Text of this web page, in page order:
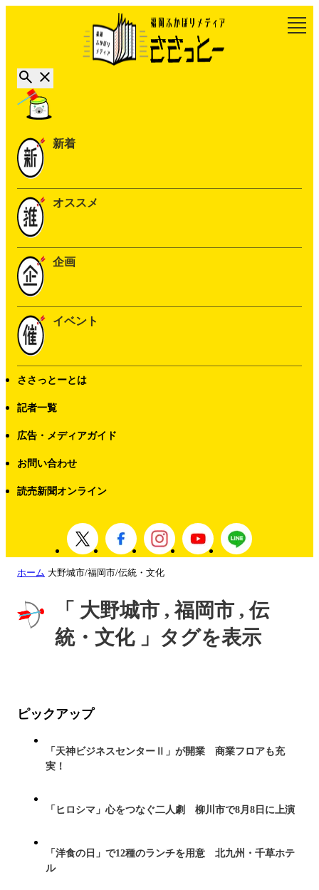
新着
オススメ
企画
イベント
ささっとーとは
記者一覧
広告・メディアガイド
お問い合わせ
読売新聞オンライン
ホーム 大野城市/福岡市/伝統・文化
「 大野城市 , 福岡市 , 伝
統・文化 」タグを表示
ピックアップ
「天神ビジネスセンターⅡ」が開業 商業フロアも充
実！
「ヒロシマ」心をつなぐ二人劇 柳川市で8月8日に上演
「洋食の日」で12種のランチを用意 北九州・千草ホテ
ル